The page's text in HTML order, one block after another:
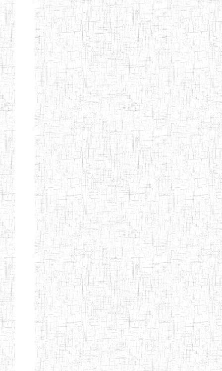
BAFOUSSAM
ENIET DE
BAFOUSSAM-
BALENG
13/08/2013 ENIET Public
ENIEG DE
BANGANTE
02/05/2001 ENIEG Public
ENIEG DE
FOUMBAN
26/08/1975 ENIEG Public
ENIEG DE
SANGMELIMA
30/06/1984 ENIEG Public
ENBIEG
D'EBOLOWA
01/01/1975 ENIEG Public
ENIET
D'EBOLOWA
04/10/2012 ENIET Public
ENIEG DE
KRIBI
01/09/1986 ENIEG Public
ENIEG DE
MVENGUE
08/09/2003 ENIEG Public
ENIEG
02/05/2001 ENIEG Public